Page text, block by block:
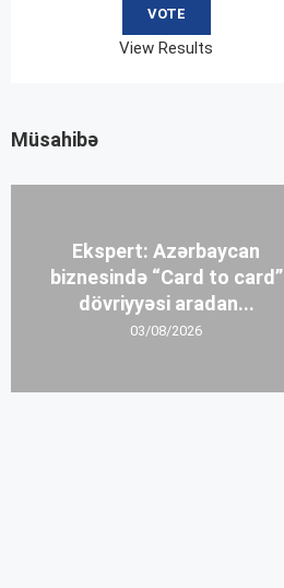
View Results
Müsahibə
Ekspert: Azərbaycan
biznesində “Card to card”
dövriyyəsi aradan...
03/08/2026